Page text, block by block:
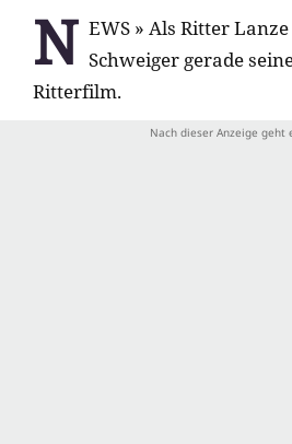
N EWS » Als Ritter
Schweiger gerade
Ritterfilm.